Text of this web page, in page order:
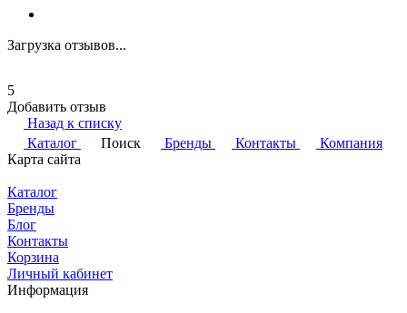
Загрузка отзывов...
5
Добавить отзыв
Назад к списку
Каталог
Поиск Бренды Контакты
Компания
Карта сайта
Каталог
Бренды
Блог
Контакты
Корзина
Личный кабинет
Информация